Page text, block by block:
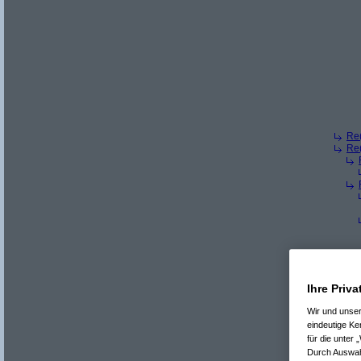
Ihre
Wir und
eindeutige
für die unter
Durch